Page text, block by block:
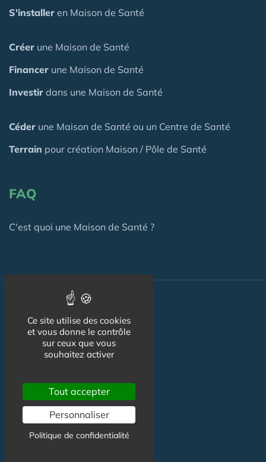
S'installer en Maison de Santé
Créer une Maison de Santé
Financer une Maison de Santé
Investir dans une Maison de Santé
Céder une Maison de Santé ou un Centre de Santé
Terrain pour création Maison / Pôle de Santé
FAQ
C'est quoi une Maison de Santé ?
Actualité Maison de Santé
Agenda Maison de Santé
Newsletter
Ce site utilise des cookies
et vous donne le contrôle
sur ceux que vous
souhaitez activer
Tout accepter
Personnaliser
Politique de confidentialité